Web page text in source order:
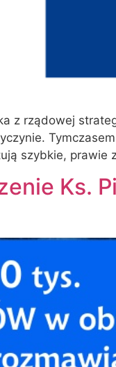
z rządowej
szybkie,
Ks.